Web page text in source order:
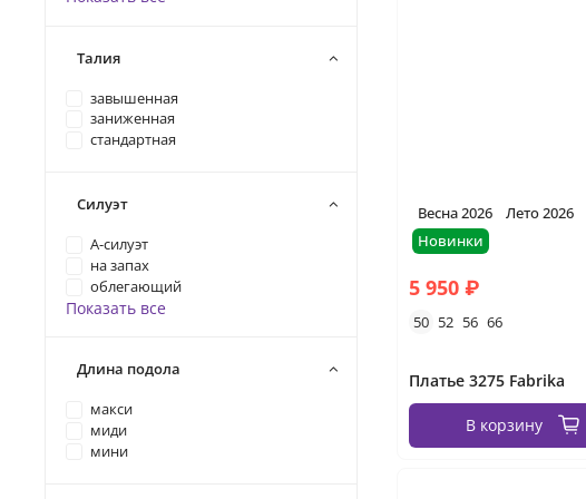
Весна 2026
Лето 2026
Новинки
5 950 ₽
50 52 56 66
Платье 3275 Fabrika
В корзину
Талия
завышенная
заниженная
стандартная
Силуэт
А-силуэт
на запах
облегающий
Показать все
Длина подола
макси
миди
мини